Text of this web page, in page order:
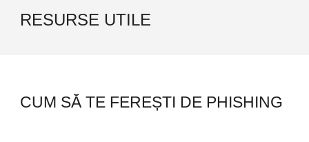
RESURSE UTILE
CUM SĂ TE FEREȘTI DE PHISHING